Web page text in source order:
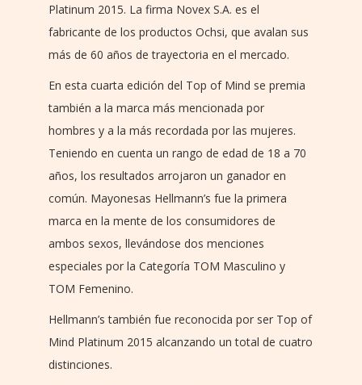
Platinum 2015. La firma Novex S.A. es el
fabricante de los productos Ochsi, que avalan sus
más de 60 años de trayectoria en el mercado.
En esta cuarta edición del Top of Mind se premia
también a la marca más mencionada por
hombres y a la más recordada por las mujeres.
Teniendo en cuenta un rango de edad de 18 a 70
años, los resultados arrojaron un ganador en
común. Mayonesas Hellmann’s fue la primera
marca en la mente de los consumidores de
ambos sexos, llevándose dos menciones
especiales por la Categoría TOM Masculino y
TOM Femenino.
Hellmann’s también fue reconocida por ser Top of
Mind Platinum 2015 alcanzando un total de cuatro
distinciones.